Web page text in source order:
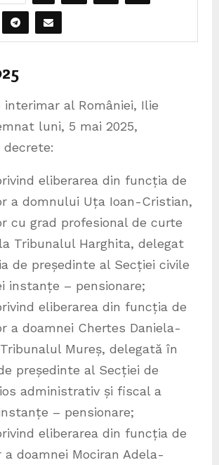
interimar al României, Ilie
luni, 5 mai 2025,
eliberarea din funcția de
a domnului Uța Ioan-Cristian,
cu grad profesional de curte
Tribunalul Harghita, delegat
de președinte al Secției civile
instanțe – pensionare;
eliberarea din funcția de
a doamnei Chertes Daniela-
Mureș, delegată în
președinte al Secției de
administrativ și fiscal a
– pensionare;
eliberarea din funcția de
a doamnei Mociran Adela-